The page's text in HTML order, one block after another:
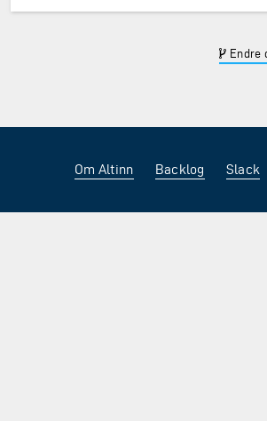
Endre
Om Altinn Backlog Slack